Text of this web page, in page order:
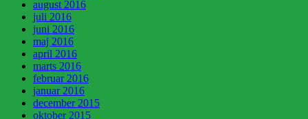
august 2016
juli 2016
juni 2016
maj 2016
april 2016
marts 2016
februar 2016
januar 2016
december 2015
oktober 2015